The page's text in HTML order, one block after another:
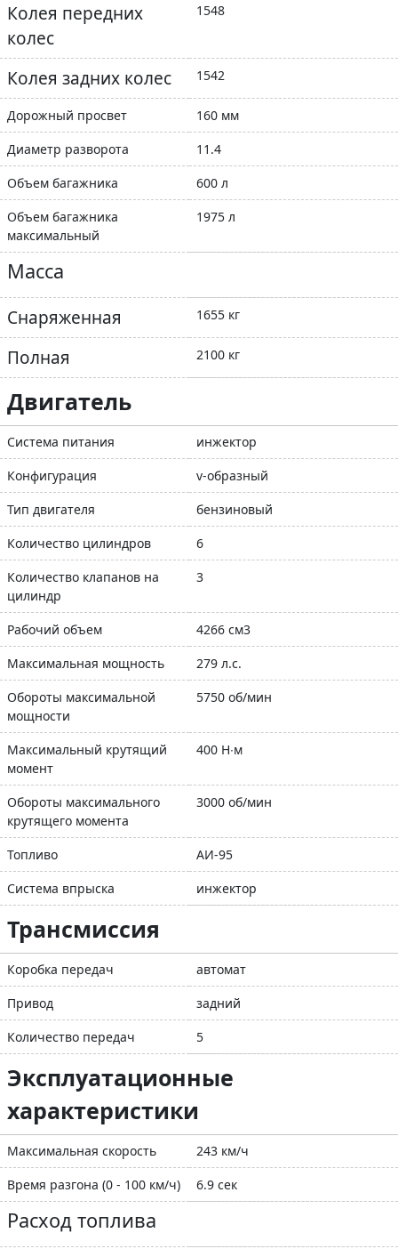
Колея передних
колес
1548
Колея задних колес 1542
Дорожный просвет
160 мм
Диаметр разворота
11.4
Объем багажника
600 л
Объем багажника
максимальный
1975 л
Масса
Снаряженная 1655 кг
Полная 2100 кг
Двигатель
Система питания
инжектор
Конфигурация
v-образный
Тип двигателя
бензиновый
Количество цилиндров
6
Количество клапанов на
цилиндр
3
Рабочий объем
4266 см3
Максимальная мощность
279 л.с.
Обороты максимальной
мощности
5750 об/мин
Максимальный крутящий
момент
400 Н∙м
Обороты максимального
крутящего момента
3000 об/мин
Топливо
АИ-95
Система впрыска
инжектор
Трансмиссия
Коробка передач
автомат
Привод
задний
Количество передач
5
Эксплуатационные
характеристики
Максимальная скорость
243 км/ч
Время разгона (0 - 100 км/ч)
6.9 сек
Расход топлива